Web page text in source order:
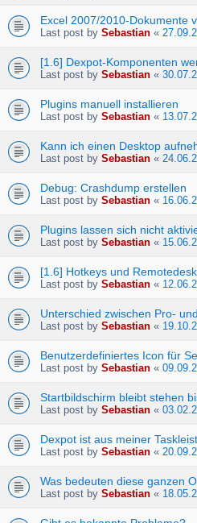
Excel 2007/2010-Dokumente
Last post by Sebastian «
[1.6] Dexpot-Komponenten
Last post by Sebastian «
Plugins manuell installieren
Last post by Sebastian «
Kann ich einen Desktop
Last post by Sebastian «
Debug: Crashdump erstellen
Last post by Sebastian «
Plugins lassen sich nicht
Last post by Sebastian «
[1.6] Hotkeys und
Last post by Sebastian «
Unterschied zwischen Pro-
Last post by Sebastian «
Benutzerdefiniertes Icon für
Last post by Sebastian «
Startbildschirm bleibt stehen
Last post by Sebastian «
Dexpot ist aus meiner
Last post by Sebastian «
Was bedeuten diese ganzen
Last post by Sebastian «